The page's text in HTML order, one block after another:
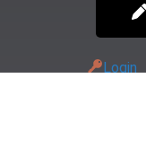
Login